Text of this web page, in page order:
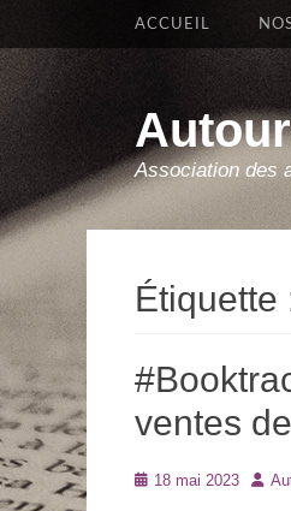
Association des
Premier
Aller
ACCUEIL
Étiquette
ventes
Posté18 mai 2023